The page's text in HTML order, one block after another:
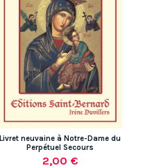
Livret neuvaine à Notre-Dame du
Perpétuel Secours
2,00 €